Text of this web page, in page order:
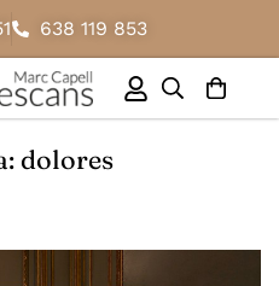
638 119 853
dolores